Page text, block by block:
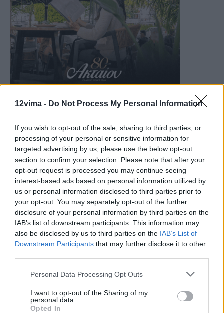
12vima - Do Not Process My Personal Information
If you wish to opt-out of the sale, sharing to third parties, or
processing of your personal or sensitive information for
targeted advertising by us, please use the below opt-out
section to confirm your selection. Please note that after your
opt-out request is processed you may continue seeing
interest-based ads based on personal information utilized by
us or personal information disclosed to third parties prior to
your opt-out. You may separately opt-out of the further
disclosure of your personal information by third parties on the
IAB’s list of downstream participants. This information may
also be disclosed by us to third parties on the IAB’s List of
Downstream Participants that may further disclose it to other
Personal Data Processing Opt Outs
I want to opt-out of the Sharing of my
personal data.
Opted In